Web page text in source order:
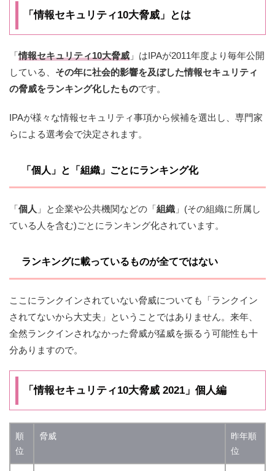
「情報セキュリティ10大脅威 」とは
「情報セキュリティ10大脅威 」はIPAが2011年度より毎年公開
している、 その年に社会的影響を及ぼした情報セキュリティ
の脅威をランキング化したものです。
IPAが様々な情報セキュリティ事項から候補を選出し、専門家
らによる選考会で決定されます。
「個人」と「組織」ごとにランキング化
「個人 」と企業や公共機関などの「組織 」(その組織に所属し
ている人を含む)ごとにランキング化されています。
ランキングに載っているものが全てではない
ここにランクインされていない脅威についても「ランクイン
されてないから大丈夫」ということではありません。来年、
全然ランクインされなかった脅威が猛威を振るう可能性も十
分ありますので。
「情報セキュリティ10大脅威 2021」個人編
順
位
脅威
昨年順
位